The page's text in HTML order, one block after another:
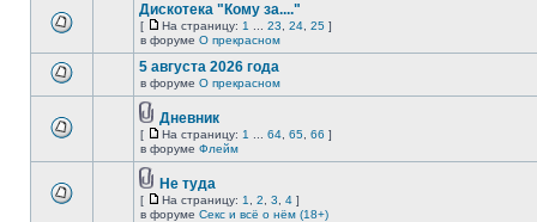
Дискотека "Кому за...."
[ На страницу: 1 23 24 25 ]
в форуме О прекрасном
5 августа 2026 года
в форуме О прекрасном
Дневник
[ На страницу: 1 64 65 66 ]
в форуме Флейм
Не туда
[ На страницу: 1 2 3 4 ]
в форуме Секс и всё о нём (18+)